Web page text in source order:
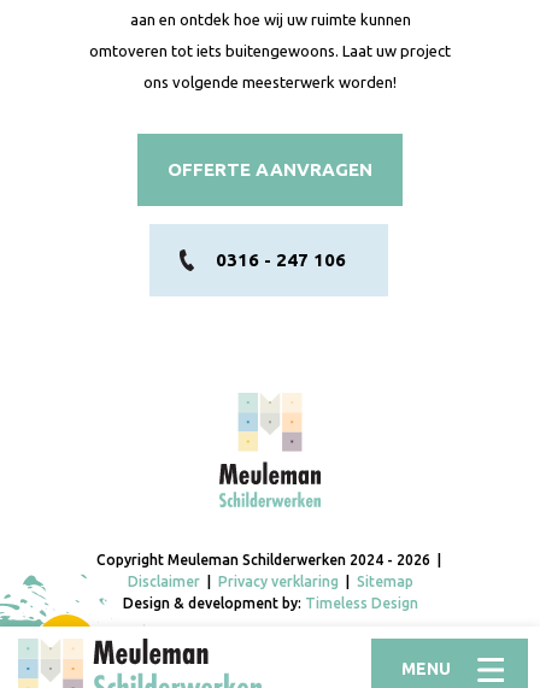
aan en ontdek hoe wij uw ruimte kunnen
omtoveren tot iets buitengewoons. Laat uw project
ons volgende meesterwerk worden!
OFFERTE AANVRAGEN
0316 - 247 106
Copyright Meuleman Schilderwerken 2024 - 2026 |
Disclaimer| Privacy verklaring
Sitemap
Design & development by: Timeless Design